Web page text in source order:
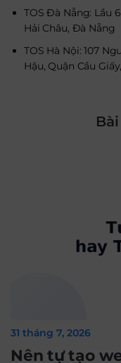
TOS Đà Nẵng: Lầu
Hải Châu, Đà Nẵng
TOS Hà Nội: 107
Hậu, Quận Cầu
31 tháng 7, 2026
Nên tự tạo